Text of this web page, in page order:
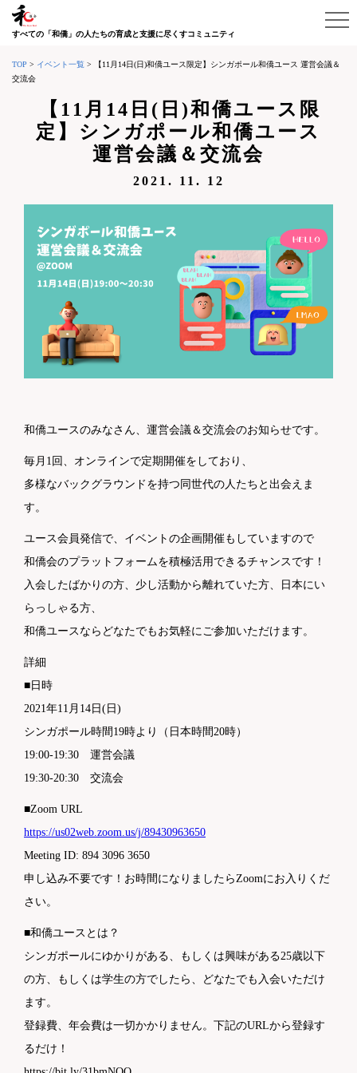
すべての「和僑」の人たちの育成と支援に尽くすコミュニティ
TOP > イベント一覧 >
【11月14日(日)和僑ユース限定】シンガポール和僑ユース 運営会議＆
交流会
【11月14日(日)和僑ユース限
定】シンガポール和僑ユース
運営会議＆交流会
2021. 11. 12
和僑ユースのみなさん、運営会議＆交流会のお知らせです。
毎月1回、オンラインで定期開催をしており、
多様なバックグラウンドを持つ同世代の人たちと出会えま
す。
ユース会員発信で、イベントの企画開催もしていますので
和僑会のプラットフォームを積極活用できるチャンスです！
入会したばかりの方、少し活動から離れていた方、日本にい
らっしゃる方、
和僑ユースならどなたでもお気軽にご参加いただけます。
詳細
■日時
2021年11月14日(日)
シンガポール時間19時より（日本時間20時）
19:00-19:30 運営会議
19:30-20:30 交流会
■Zoom URL
https://us02web.zoom.us/j/89430963650
Meeting ID: 894 3096 3650
申し込み不要です！お時間になりましたらZoomにお入りくだ
さい。
■和僑ユースとは？
シンガポールにゆかりがある、もしくは興味がある25歳以下
の方、もしくは学生の方でしたら、どなたでも入会いただけ
ます。
登録費、年会費は一切かかりません。下記のURLから登録す
るだけ！